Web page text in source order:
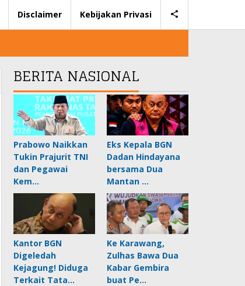
Disclaimer Kebijakan Privasi
BERITA NASIONAL
Prabowo Naikkan
Tukin Prajurit TNI
dan Pegawai
Kem…
Eks Kepala BGN
Dadan Hindayana
bersama Dua
Mantan …
Kantor BGN
Digeledah
Kejagung! Diduga
Terkait Tata…
Ke Karawang,
Zulhas Bawa Dua
Kabar Gembira
buat Pe…